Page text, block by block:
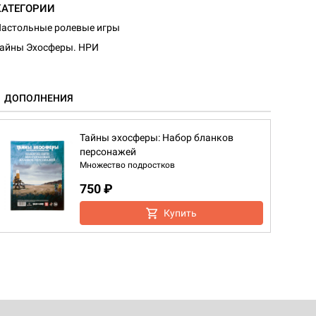
ролевые игры
Эхосферы. НРИ
ДОПОЛНЕНИЯ
Тайны эхосферы: Набор бланков
персонажей
Множество подростков
750 ₽
Купить